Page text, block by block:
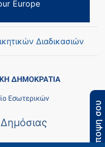
Διαδικασιών
Η άποψη σου